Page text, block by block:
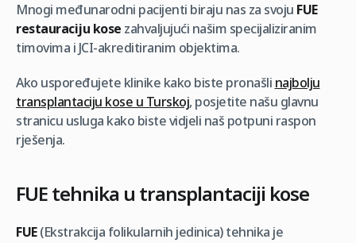
Mnogi međunarodni pacijenti biraju nas za svoju FUE
restauraciju kose zahvaljujući našim specijaliziranim
timovima i JCI-akreditiranim objektima.
Ako uspoređujete klinike kako biste pronašli najbolju
transplantaciju kose u Turskoj, posjetite našu glavnu
stranicu usluga kako biste vidjeli naš potpuni raspon
rješenja.
FUE tehnika u transplantaciji kose
FUE(Ekstrakcija folikularnih jedinica) tehnika je